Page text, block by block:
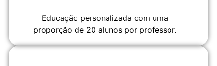
Educação personalizada com uma
proporção de 20 alunos por professor.